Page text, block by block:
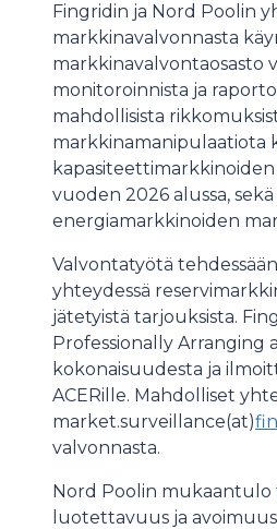
Fingridin ja Nord Poolin
markkinavalvonnasta
markkinavalvontaosasto
monitoroinnista ja
mahdollisista
markkinamanipulaatiota
vuoden 2026 alussa,
energiamarkkinoiden
Valvontatyötä
yhteydessä
jätetyistä tarjouksista.
Professionally Arranging
kokonaisuudesta ja
ACERille. Mahdolliset
market.surveillance(at)
valvonnasta.
Nord Poolin mukaantulo
luotettavuus ja